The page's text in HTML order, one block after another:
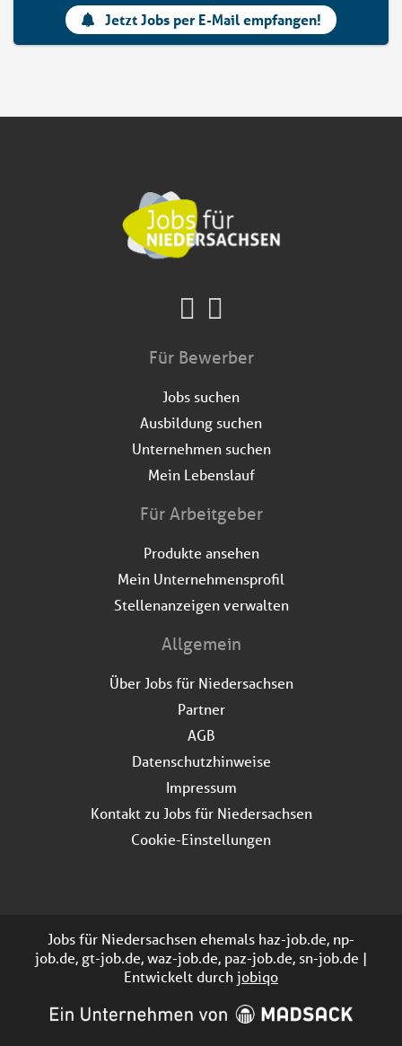
Jetzt Jobs per E-Mail empfangen!
Für Bewerber
Jobs suchen
Ausbildung suchen
Unternehmen suchen
Mein Lebenslauf
Für Arbeitgeber
Produkte ansehen
Mein Unternehmensprofil
Stellenanzeigen verwalten
Allgemein
Über Jobs für Niedersachsen
Partner
AGB
Datenschutzhinweise
Impressum
Kontakt zu Jobs für Niedersachsen
Cookie-Einstellungen
Jobs für Niedersachsen ehemals haz-job.de, np-
job.de, gt-job.de, waz-job.de, paz-job.de, sn-job.de |
Entwickelt durchjobiqo